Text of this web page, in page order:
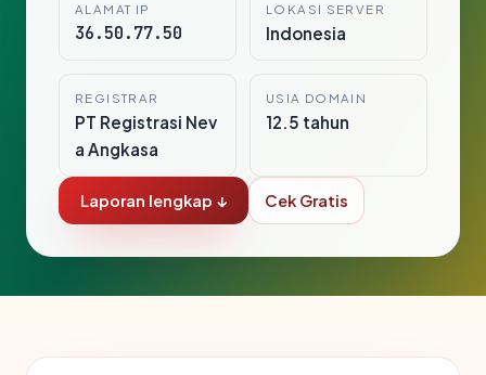
ALAMAT IP
36.50.77.50
LOKASI SERVER
Indonesia
REGISTRAR
PT Registrasi Nev
a Angkasa
USIA DOMAIN
12.5 tahun
Laporan lengkap ↓ Cek Gratis